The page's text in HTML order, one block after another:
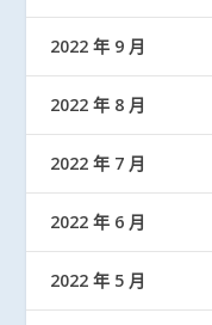
2022 年 9 月
2022 年 8 月
2022 年 7 月
2022 年 6 月
2022 年 5 月